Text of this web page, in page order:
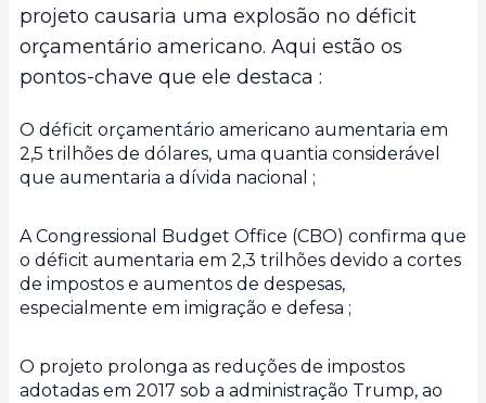
projeto causaria uma explosão no déficit
orçamentário americano. Aqui estão os
pontos-chave que ele destaca :
O déficit orçamentário americano aumentaria em
2,5 trilhões de dólares, uma quantia considerável
que aumentaria a dívida nacional ;
A Congressional Budget Office (CBO) confirma que
o déficit aumentaria em 2,3 trilhões devido a cortes
de impostos e aumentos de despesas,
especialmente em imigração e defesa ;
O projeto prolonga as reduções de impostos
adotadas em 2017 sob a administração Trump, ao